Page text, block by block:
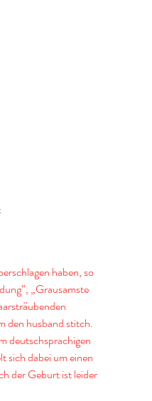
haben, so
„Grausamste
den husband stitch.
deutschsprachigen
sich dabei um einen
der Geburt ist leider